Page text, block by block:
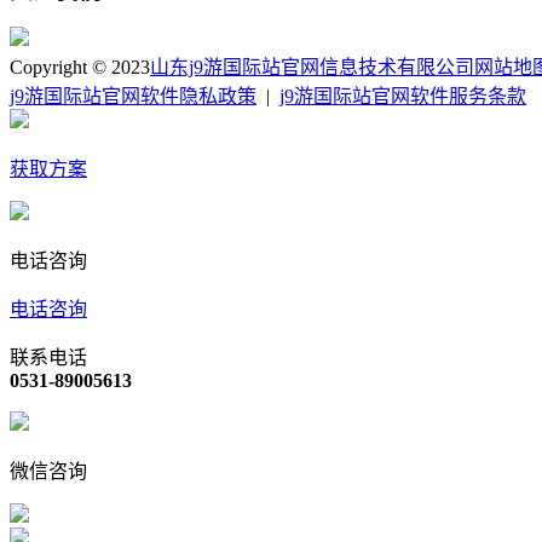
Copyright © 2023山东j9游国际站官网信息技术有限公司 网站地
j9游国际站官网软件隐私政策
j9游国际站官网软件服务条款
获取方案
电话咨询
电话咨询
联系电话
0531-89005613
微信咨询